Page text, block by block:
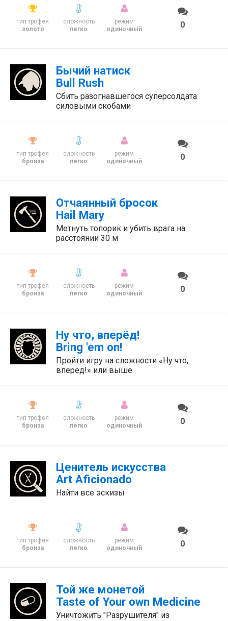
тип трофея
золото
сложность
легко
режим
одиночный
0
Бычий натиск
Bull Rush
Сбить разогнавшегося суперсолдата
силовыми скобами
тип трофея
бронза
сложность
легко
режим
одиночный
0
Отчаянный бросок
Hail Mary
Метнуть топорик и убить врага на
расстоянии 30 м
тип трофея
бронза
сложность
легко
режим
одиночный
0
Ну что, вперёд!
Bring 'em on!
Пройти игру на сложности «Ну что,
вперёд!» или выше
тип трофея
бронза
сложность
легко
режим
одиночный
0
Ценитель искусства
Art Aficionado
Найти все эскизы
тип трофея
бронза
сложность
легко
режим
одиночный
0
Той же монетой
Taste of Your own Medicine
Уничтожить "Разрушителя" из